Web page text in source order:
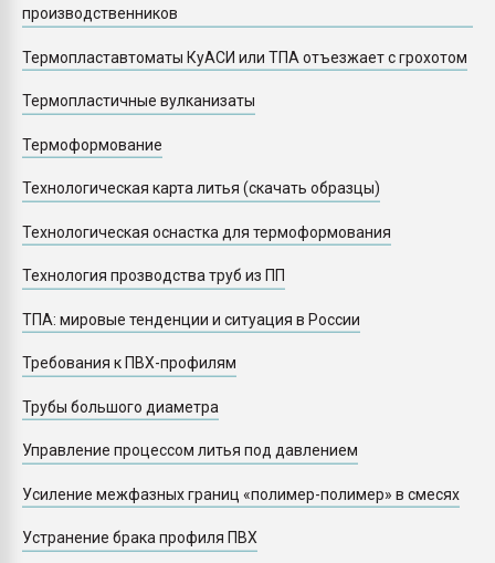
производственников
Термопластавтоматы КуАСИ или ТПА отъезжает с грохотом
Термопластичные вулканизаты
Термоформование
Технологическая карта литья (скачать образцы)
Технологическая оснастка для термоформования
Технология прозводства труб из ПП
ТПА: мировые тенденции и ситуация в России
Требования к ПВХ-профилям
Трубы большого диаметра
Управление процессом литья под давлением
Усиление межфазных границ «полимер-полимер» в смесях
Устранение брака профиля ПВХ